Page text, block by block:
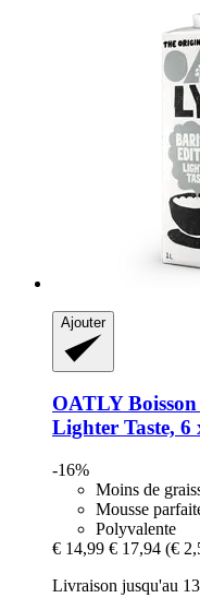
Ajouter
OATLY
Lighter Taste, 6
-16%
Moins de
Mousse
Polyvalente
€ 14,99 € 17,94 (€
Livraison jusqu'au